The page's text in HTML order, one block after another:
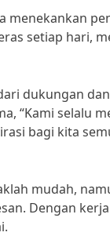
menekankan
setiap hari,
dukungan
“Kami selalu
bagi kita
mudah,
Dengan